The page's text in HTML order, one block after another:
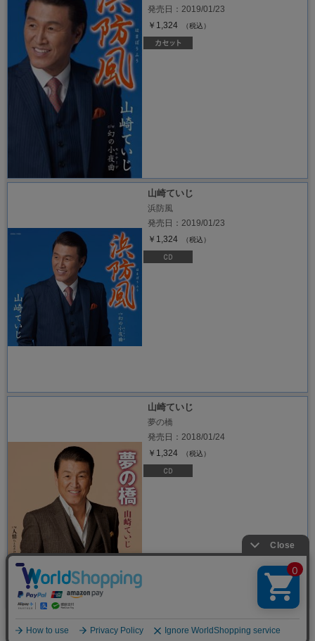
発売日：2019/01/23
￥1,324
（税込）
山崎ていじ
浜防風
発売日：2019/01/23
￥1,324
（税込）
山崎ていじ
夢の橋
発売日：2018/01/24
￥1,324
（税込）
1 2 >